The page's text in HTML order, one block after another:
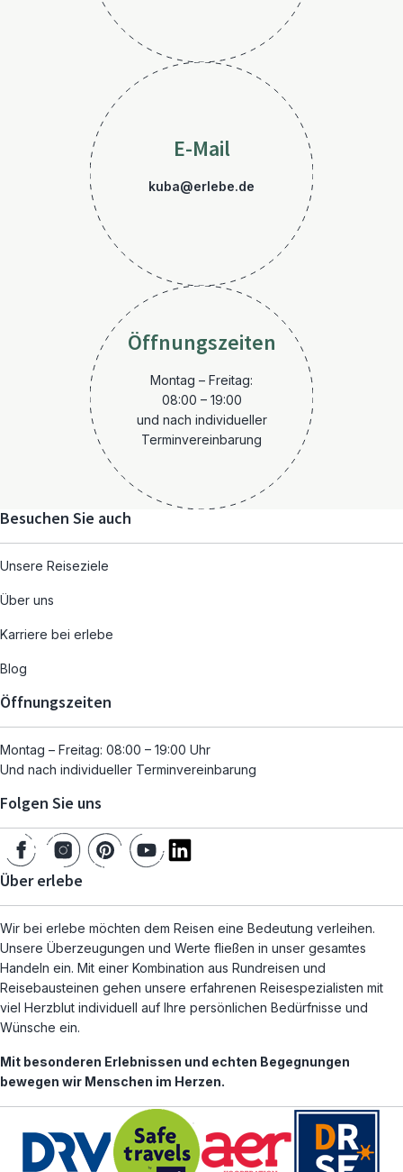
E-Mail
kuba@erlebe.de
Öffnungszeiten
Montag – Freitag:
08:00 – 19:00
und nach individueller
Terminvereinbarung
Besuchen Sie auch
Unsere Reiseziele
Über uns
Karriere bei erlebe
Blog
Öffnungszeiten
Montag – Freitag: 08:00 – 19:00 Uhr
Und nach individueller Terminvereinbarung
Folgen Sie uns
Über erlebe
Wir bei erlebe möchten dem Reisen eine Bedeutung verleihen.
Unsere Überzeugungen und Werte fließen in unser gesamtes
Handeln ein. Mit einer Kombination aus Rundreisen und
Reisebausteinen gehen unsere erfahrenen Reisespezialisten mit
viel Herzblut individuell auf Ihre persönlichen Bedürfnisse und
Wünsche ein.
Mit besonderen Erlebnissen und echten Begegnungen
bewegen wir Menschen im Herzen.